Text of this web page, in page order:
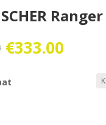
prijs
was:
€750.00.
€333.00